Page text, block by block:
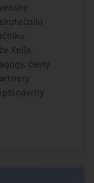
Xella.
členy
návrhy